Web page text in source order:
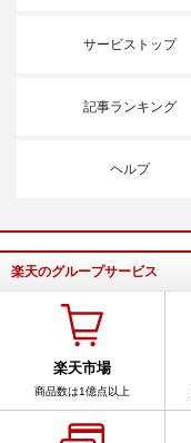
サービストップ
記事ランキング
ヘルプ
楽天のグループサービス
楽天市場
商品数は1億点以上